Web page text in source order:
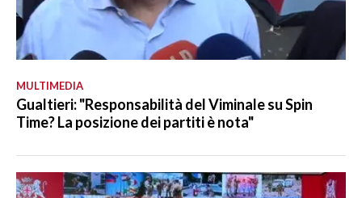
MULTIMEDIA
Gualtieri: "Responsabilità del Viminale su Spin
Time? La posizione dei partiti è nota"